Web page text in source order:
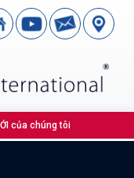
của chúng tôi